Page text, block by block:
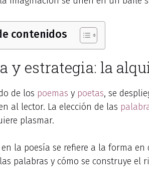
contenidos
y estrategia: la
de los poemas y poetas, se
al lector. La elección de las
plasmar.
en la poesía se refiere a la forma
palabras y cómo se construye el